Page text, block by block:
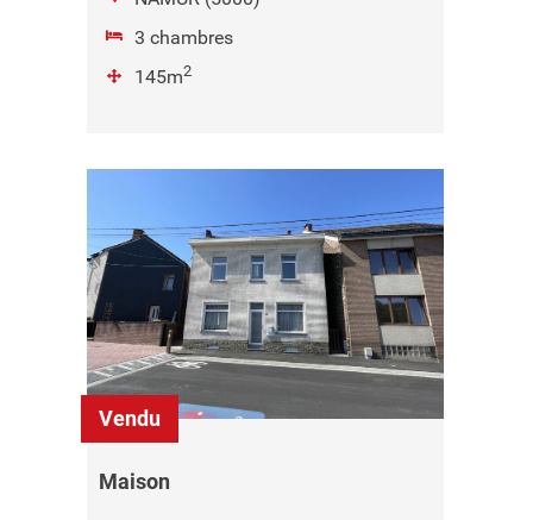
3 chambres
145m2
Vendu
Maison